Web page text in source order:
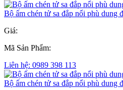
Bộ ấm chén tử sa đắp nổi phù dung
Giá:
Mã Sản Phẩm:
Liên hệ: 0989 398 113
Bộ ấm chén tử sa đắp nổi phù dung